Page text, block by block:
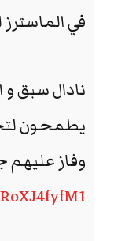
في
يطمحون
وفاز